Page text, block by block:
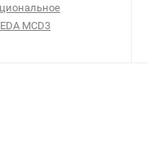
MCD3